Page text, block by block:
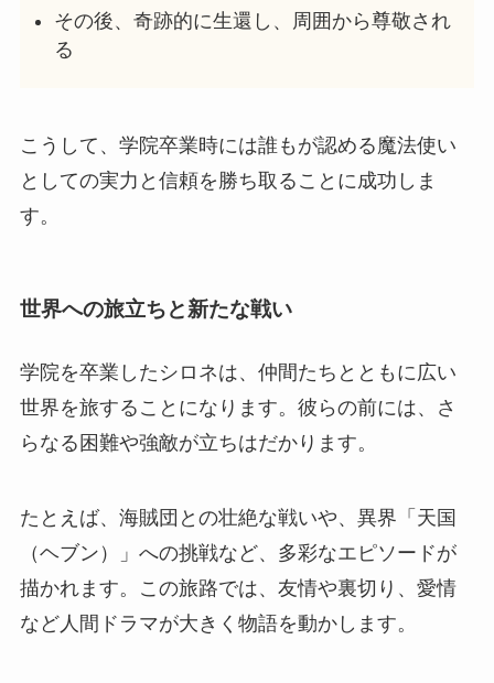
その後、奇跡的に生還し、周囲から尊敬され
る
こうして、学院卒業時には誰もが認める魔法使い
としての実力と信頼を勝ち取ることに成功しま
す。
世界への旅立ちと新たな戦い
学院を卒業したシロネは、仲間たちとともに広い
世界を旅することになります。彼らの前には、さ
らなる困難や強敵が立ちはだかります。
たとえば、海賊団との壮絶な戦いや、異界「天国
（ヘブン）」への挑戦など、多彩なエピソードが
描かれます。この旅路では、友情や裏切り、愛情
など人間ドラマが大きく物語を動かします。